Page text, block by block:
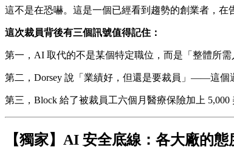
這不是在恐嚇。這是一個已經看到趨勢的創業者，在
這次裁員背後有三個訊號值得記住：
第一，AI 取代的不是某個特定職位，而是「整體所
第二，Dorsey 說「業績好，但還是要裁員」——這個
第三，Block 給了被裁員工六個月醫療保險加上
【獨家】AI 安全底線：各大廠的態